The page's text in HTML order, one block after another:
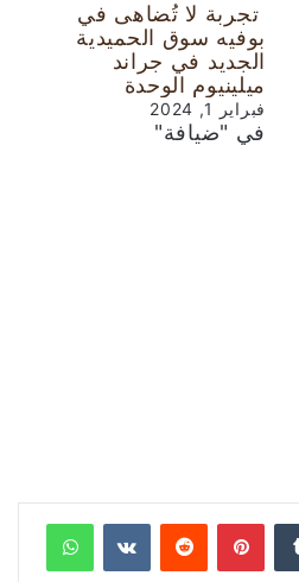
تجربة لا تُضاهى في
بوفيه سوق الحميدية
الجديد في جراند
ميلينيوم الوحدة
فبراير 1, 2024
في "ضيافة"
بينتيريست